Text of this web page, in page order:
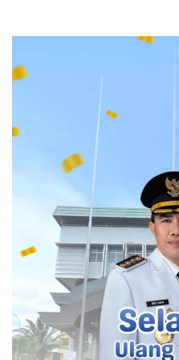
kesimpulan mengenai
Raja Juli Klaim
Dikembalikan
Sebelumnya, Raja Juli
ditinggalkan Suhardiman
hari sebelum KPK
(OTT) terhadap Bupati
Raja Juli menjelaskan
berlangsung secara resmi
Kehutanan pada Selasa (2/